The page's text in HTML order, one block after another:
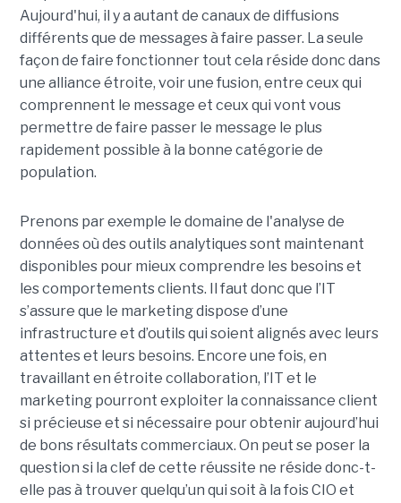
Aujourd'hui, il y a autant de canaux de diffusions
différents que de messages à faire passer. La seule
façon de faire fonctionner tout cela réside donc dans
une alliance étroite, voir une fusion, entre ceux qui
comprennent le message et ceux qui vont vous
permettre de faire passer le message le plus
rapidement possible à la bonne catégorie de
population.
Prenons par exemple le domaine de l'analyse de
données où des outils analytiques sont maintenant
disponibles pour mieux comprendre les besoins et
les comportements clients. Il faut donc que l’IT
s’assure que le marketing dispose d’une
infrastructure et d’outils qui soient alignés avec leurs
attentes et leurs besoins. Encore une fois, en
travaillant en étroite collaboration, l’IT et le
marketing pourront exploiter la connaissance client
si précieuse et si nécessaire pour obtenir aujourd’hui
de bons résultats commerciaux. On peut se poser la
question si la clef de cette réussite ne réside donc-t-
elle pas à trouver quelqu’un qui soit à la fois CIO et